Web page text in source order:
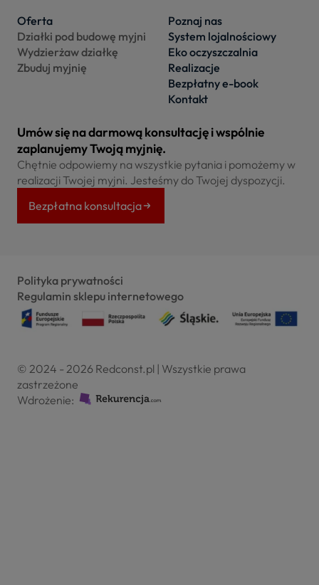
Oferta
Działki pod budowę myjni
Wydzierżaw działkę
Zbuduj myjnię
Poznaj nas
System lojalnościowy
Eko oczyszczalnia
Realizacje
Bezpłatny e-book
Kontakt
Umów się na darmową konsultację i wspólnie
zaplanujemy Twoją myjnię.
Chętnie odpowiemy na wszystkie pytania i pomożemy w
realizacji Twojej myjni. Jesteśmy do Twojej dyspozycji.
Bezpłatna konsultacja
Polityka prywatności
Regulamin sklepu internetowego
© 2024 - 2026 Redconst.pl | Wszystkie prawa
zastrzeżone
Wdrożenie: